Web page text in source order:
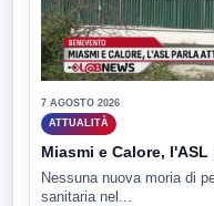
7 AGOSTO 2026
ATTUALITÀ
Miasmi e Calore,
Nessuna nuova moria di
sanitaria nel...